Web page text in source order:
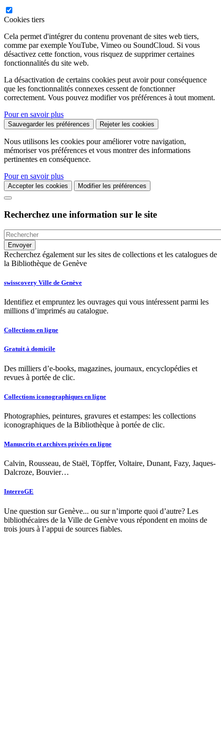
Cookies tiers
Cela permet d'intégrer du contenu provenant de sites web tiers,
comme par exemple YouTube, Vimeo ou SoundCloud. Si vous
désactivez cette fonction, vous risquez de supprimer certaines
fonctionnalités du site web.
La désactivation de certains cookies peut avoir pour conséquence
que les fonctionnalités connexes cessent de fonctionner
correctement. Vous pouvez modifier vos préférences à tout moment.
Pour en savoir plus
Sauvegarder les préférences Rejeter les cookies
Nous utilisons les cookies pour améliorer votre navigation,
mémoriser vos préférences et vous montrer des informations
pertinentes en conséquence.
Pour en savoir plus
Accepter les cookies Modifier les préférences
Recherchez une information sur le site
Recherchez également sur les sites de collections et les catalogues de
la Bibliothèque de Genève
swisscovery Ville de Genève
Identifiez et empruntez les ouvrages qui vous intéressent parmi les
millions d’imprimés au catalogue.
Collections en ligne
Gratuit à domicile
Des milliers d’e-books, magazines, journaux, encyclopédies et
revues à portée de clic.
Collections iconographiques en ligne
Photographies, peintures, gravures et estampes: les collections
iconographiques de la Bibliothèque à portée de clic.
Manuscrits et archives privées en ligne
Calvin, Rousseau, de Staël, Töpffer, Voltaire, Dunant, Fazy, Jaques-
Dalcroze, Bouvier…
InterroGE
Une question sur Genève... ou sur n’importe quoi d’autre? Les
bibliothécaires de la Ville de Genève vous répondent en moins de
trois jours à l’appui de sources fiables.